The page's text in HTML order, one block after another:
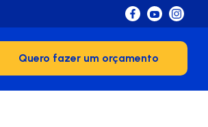
Quero fazer um orçamento